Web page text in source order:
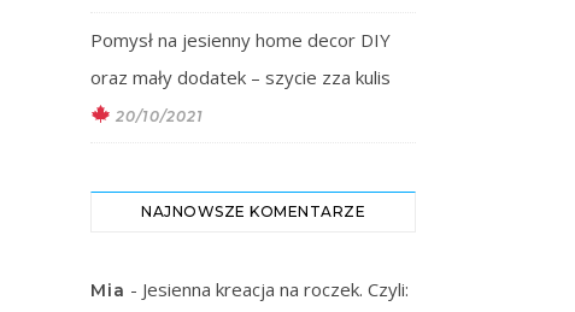
Pomysł na jesienny home decor DIY
oraz mały dodatek – szycie zza kulis
20/10/2021
NAJNOWSZE KOMENTARZE
Mia - Jesienna kreacja na roczek. Czyli: